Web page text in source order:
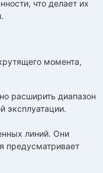
что делает их
момента,
расширить диапазон
эксплуатации.
линий. Они
предусматривает